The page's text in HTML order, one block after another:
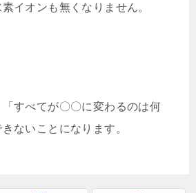
イオンも無くなりません。
すべてが〇〇に変わるのは何
ないことになります。